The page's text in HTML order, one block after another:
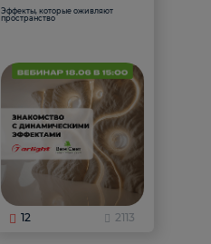
Эффекты, которые оживляют
пространство
12 2113